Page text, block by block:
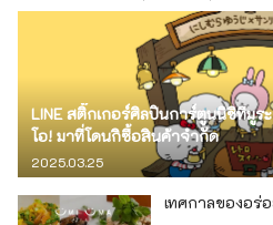
LINE สติ๊กเกอร์ศิลปินการ์ตูนนิชิทีมู
โอ! มาที่โดนกิซื้อสินค้าจำกัด
2025.03.25
เทศกาลของอร่